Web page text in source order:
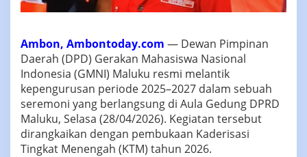
Ambon, Ambontoday.com — Dewan Pimpinan
Daerah (DPD) Gerakan Mahasiswa Nasional
Indonesia (GMNI) Maluku resmi melantik
kepengurusan periode 2025–2027 dalam sebuah
seremoni yang berlangsung di Aula Gedung DPRD
Maluku, Selasa (28/04/2026). Kegiatan tersebut
dirangkaikan dengan pembukaan Kaderisasi
Tingkat Menengah (KTM) tahun 2026.